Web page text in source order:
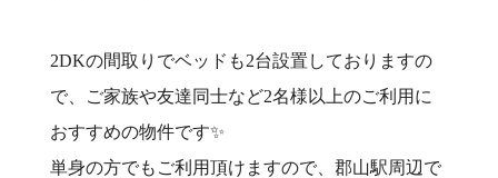
2DKの間取りでベッドも2台設置しておりますの
で、ご家族や友達同士など2名様以上のご利用に
おすすめの物件です✨
単身の方でもご利用頂けますので、郡山駅周辺で